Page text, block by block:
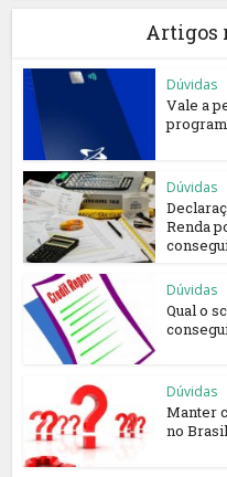
Artigos
Dúvidas
Vale a
Dúvidas
Renda
Dúvidas
Qual o
Dúvidas
Manter
no